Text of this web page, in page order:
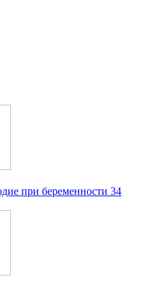
при беременности 34